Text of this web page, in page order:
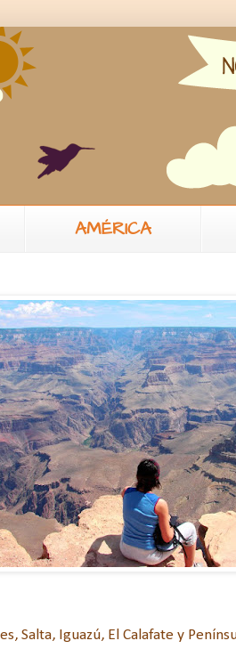
AMÉRICA
Salta, Iguazú, El Calafate y